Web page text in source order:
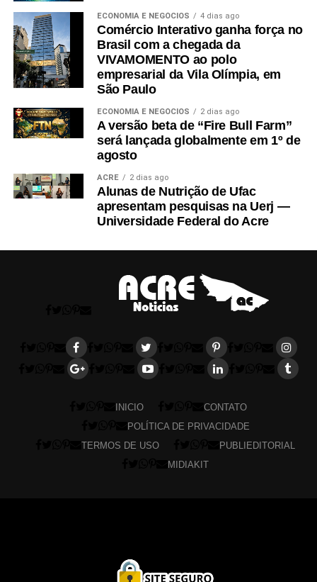
ECONOMIA E NEGÓCIOS 4 dias ago
Comércio Interativo ganha força no
Brasil com a chegada da
VIVAMOMENTO ao polo
empresarial da Vila Olímpia, em
São Paulo
ECONOMIA E NEGÓCIOS 2 dias ago
A versão beta de “Fire Bull Farm”
será lançada globalmente em 1º de
agosto
ACRE 2 dias ago
Alunas de Nutrição de Ufac
apresentam pesquisas na Uerj —
Universidade Federal do Acre
INICIO
CONTATO
POLÍTICA DE PRIVACIDADE
TERMOS DE USO
PUBLIEDITORIAL
MIDIAKIT